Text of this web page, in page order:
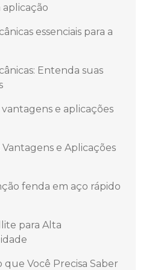
essenciais para a
Entenda suas
e aplicações
e Aplicações
fenda em aço rápido
para Alta
que Você Precisa Saber